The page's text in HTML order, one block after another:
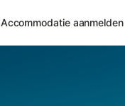
Accommodatie aanmelden